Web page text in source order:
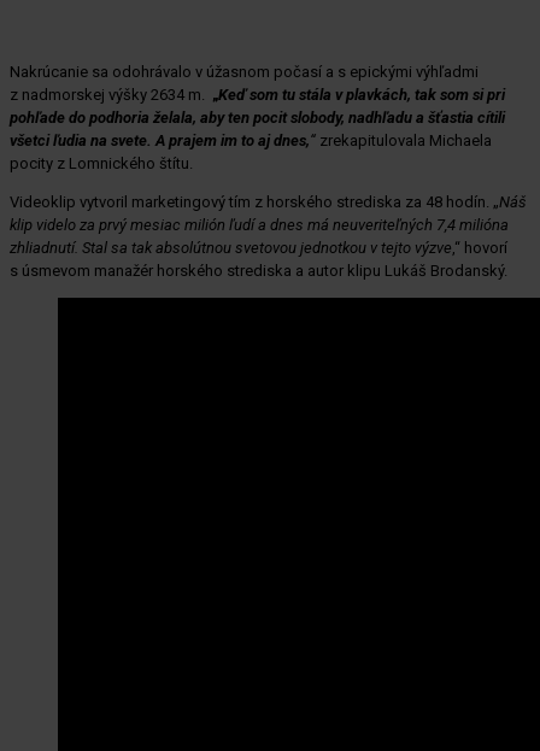
Nakrúcanie sa odohrávalo v úžasnom počasí a s epickými výhľadmi
z nadmorskej výšky 2634 m. „Keď som tu stála v plavkách, tak som si pri
pohľade do podhoria želala, aby ten pocit slobody, nadhľadu a šťastia cítili
všetci ľudia na svete. A prajem im to aj dnes,“ zrekapitulovala Michaela
pocity z Lomnického štítu.
Videoklip vytvoril marketingový tím z horského strediska za 48 hodín. „Náš
klip videlo za prvý mesiac milión ľudí a dnes má neuveriteľných 7,4 milióna
zhliadnutí. Stal sa tak absolútnou svetovou jednotkou v tejto výzve,“ hovorí
s úsmevom manažér horského strediska a autor klipu Lukáš Brodanský.